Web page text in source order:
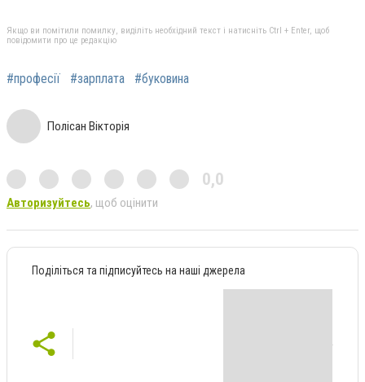
Якщо ви помітили помилку, виділіть необхідний текст і натисніть Ctrl + Enter, щоб
повідомити про це редакцію
#професії #зарплата #буковина
Полісан Вікторія
0,0
Авторизуйтесь, щоб оцінити
Поділіться та підписуйтесь на наші джерела